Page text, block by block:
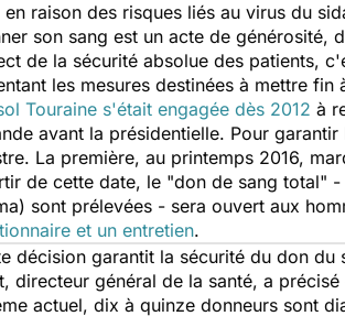
en raison des risques liés au virus du
son sang est un acte de générosité,
de la sécurité absolue des patients,
les mesures destinées à mettre fin
Touraine s'était engagée dès 2012 à
avant la présidentielle. Pour
La première, au printemps 2016,
de cette date, le "don de sang total"
sont prélevées - sera ouvert aux
et un entretien.
décision garantit la sécurité du don du
directeur général de la santé, a
actuel, dix à quinze donneurs sont